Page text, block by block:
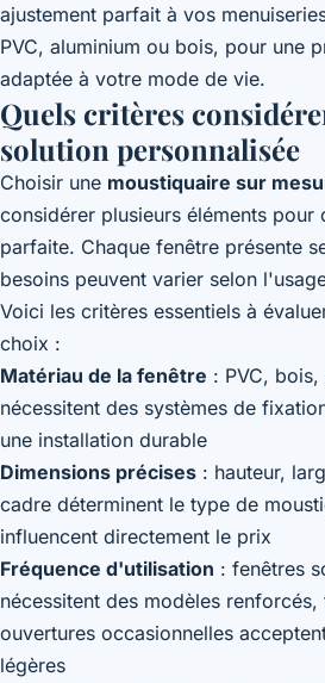
ajustement parfait à vos
PVC, aluminium ou bois, pour une
adaptée à votre mode de vie.
Quels critères
solution personnalisée
Choisir une moustiquaire sur
considérer plusieurs éléments pour
parfaite. Chaque fenêtre présente
besoins peuvent varier selon
Voici les critères essentiels à
choix :
Matériau de la fenêtre : PVC,
nécessitent des systèmes de
une installation durable
Dimensions précises : hauteur,
cadre déterminent le type de
influencent directement le prix
Fréquence d'utilisation : fenêtres
nécessitent des modèles renforcés,
ouvertures occasionnelles
légères